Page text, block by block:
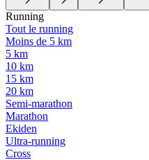
Running
Tout le running
Moins de 5 km
5 km
10 km
15 km
20 km
Semi-marathon
Marathon
Ekiden
Ultra-running
Cross